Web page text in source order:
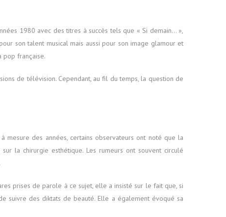
1980 avec des titres à succès tels que « Si demain… »,
son talent musical mais aussi pour son image glamour et
pop française.
de télévision. Cependant, au fil du temps, la question de
des années, certains observateurs ont noté que la
la chirurgie esthétique. Les rumeurs ont souvent circulé
prises de parole à ce sujet, elle a insisté sur le fait que, si
suivre des diktats de beauté. Elle a également évoqué sa